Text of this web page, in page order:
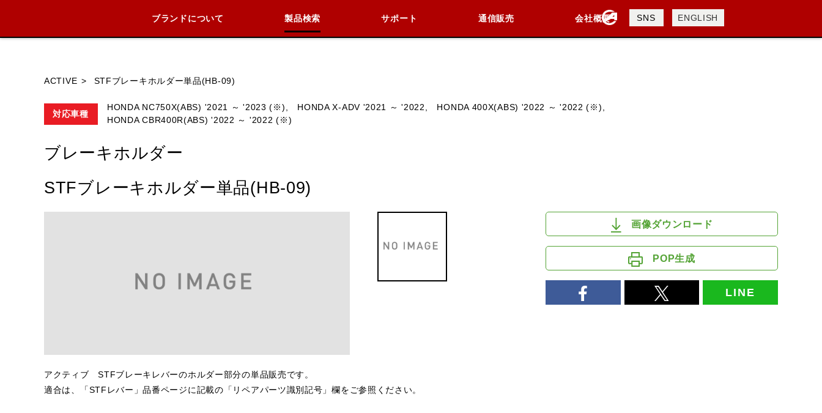
ブランドについて 製品検索 サポート 通信販売 会社概要
会社概要
採用情報
SNS ENGLISH
ACTIVE STFブレーキホルダー単品(HB-09)
対応車種
HONDA NC750X(ABS) '2021 ～ '2023 (※), HONDA X-ADV '2021 ～ '2022,
HONDA 400X(ABS) '2022 ～ '2022 (※),
HONDA CBR400R(ABS) '2022 ～ '2022 (※)
ブレーキホルダー
STFブレーキホルダー単品(HB-09)
アクティブ STFブレーキレバーのホルダー部分の単品販売です。
適合は、「STFレバー」品番ページに記載の「リペアパーツ識別記号」欄をご参照ください。
画像ダウンロード
POP生成
LINE